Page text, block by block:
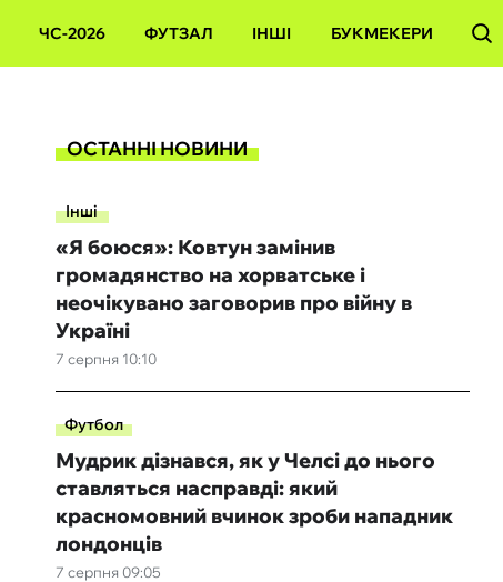
ЧС-2026 ФУТЗАЛ ІНШІ БУКМЕКЕРИ
ОСТАННІ НОВИНИ
Інші
7 серпня 10:10
«Я боюся»: Ковтун замінив
громадянство на хорватське і
неочікувано заговорив про війну в
Україні
Футбол
7 серпня 09:05
Мудрик дізнався, як у Челсі до нього
ставляться насправді: який
красномовний вчинок зроби нападник
лондонців